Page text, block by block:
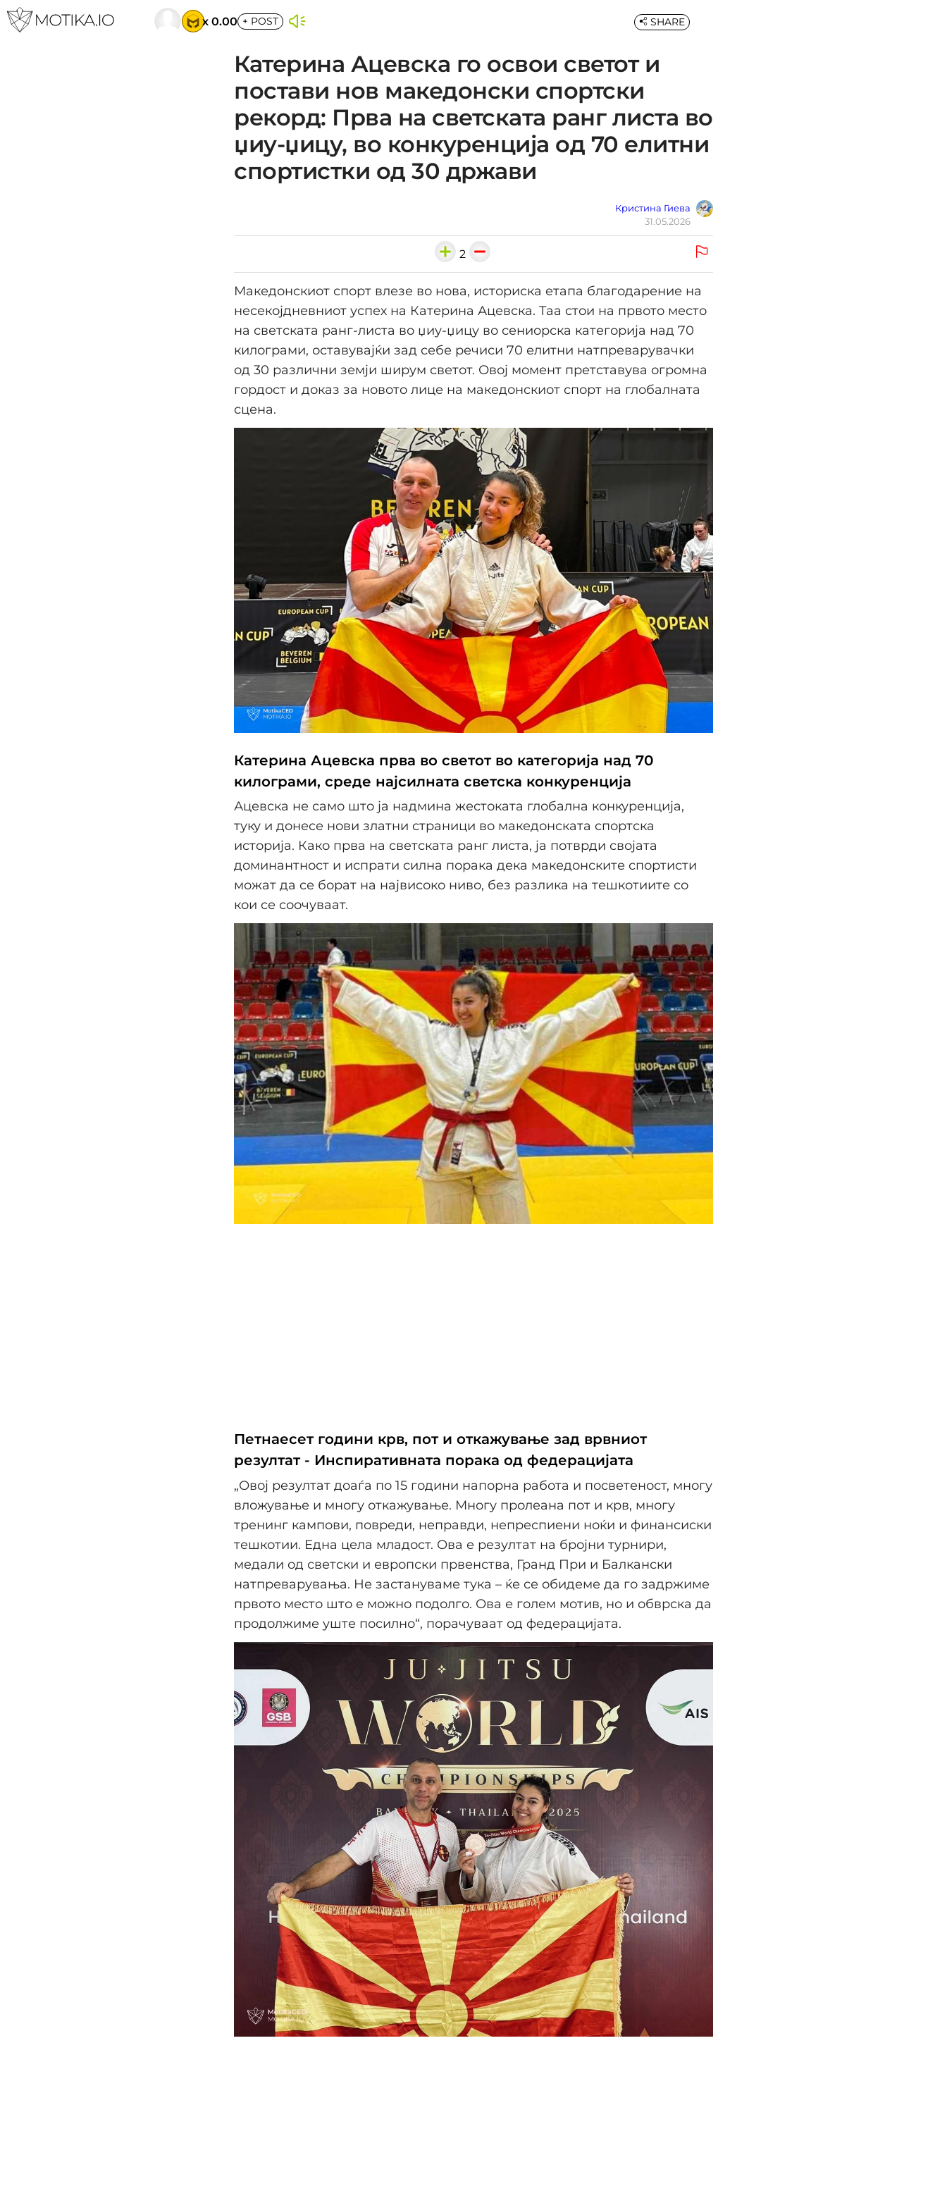
x 0.00 + POST
Катерина Ацевска го освои светот и
постави нов македонски спортски
рекорд: Прва на светската ранг листа во
џиу-џицу, во конкуренција од 70 елитни
спортистки од 30 држави
Кристина Гиева
31.05.2026
SHARE
2
Македонскиот спорт влезе во нова, историска етапа благодарение на
несекојдневниот успех на Катерина Ацевска. Таа стои на првото место
на светската ранг-листа во џиу-џицу во сениорска категорија над 70
килограми, оставувајќи зад себе речиси 70 елитни натпреварувачки
од 30 различни земји ширум светот. Овој момент претставува огромна
гордост и доказ за новото лице на македонскиот спорт на глобалната
сцена.
Катерина Ацевска прва во светот во категорија над 70
килограми, среде најсилната светска конкуренција
Ацевска не само што ја надмина жестоката глобална конкуренција,
туку и донесе нови златни страници во македонската спортска
историја. Како прва на светската ранг листа, ја потврди својата
доминантност и испрати силна порака дека македонските спортисти
можат да се борат на највисоко ниво, без разлика на тешкотиите со
кои се соочуваат.
Петнаесет години крв, пот и откажување зад врвниот
резултат - Инспиративната порака од федерацијата
„Овој резултат доаѓа по 15 години напорна работа и посветеност, многу
вложување и многу откажување. Многу пролеана пот и крв, многу
тренинг кампови, повреди, неправди, непреспиени ноќи и финансиски
тешкотии. Една цела младост. Ова е резултат на бројни турнири,
медали од светски и европски првенства, Гранд При и Балкански
натпреварувања. Не застануваме тука – ќе се обидеме да го задржиме
првото место што е можно подолго. Ова е голем мотив, но и обврска да
продолжиме уште посилно“, порачуваат од федерацијата.